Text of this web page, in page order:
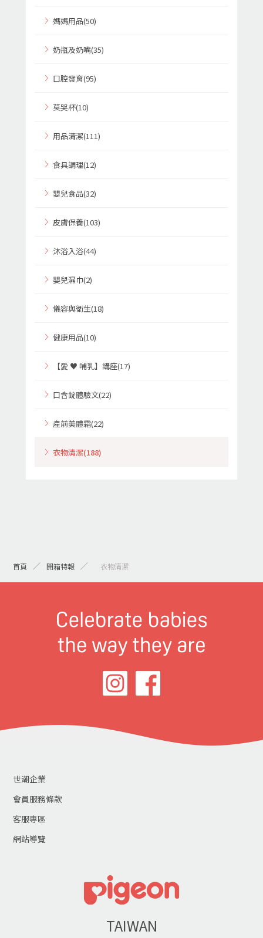
媽媽用品(50)
奶瓶及奶嘴(35)
口腔發育(95)
莫哭杯(10)
用品清潔(111)
食具調理(12)
嬰兒食品(32)
皮膚保養(103)
沐浴入浴(44)
嬰兒濕巾(2)
儀容與衛生(18)
健康用品(10)
【愛 ♥ 哺乳】講座(17)
口含錠體驗文(22)
產前美體霜(22)
衣物清潔(188)
首頁 開箱特報 > 衣物清潔
世潮企業
會員服務條款
客服專區
網站導覽
TAIWAN